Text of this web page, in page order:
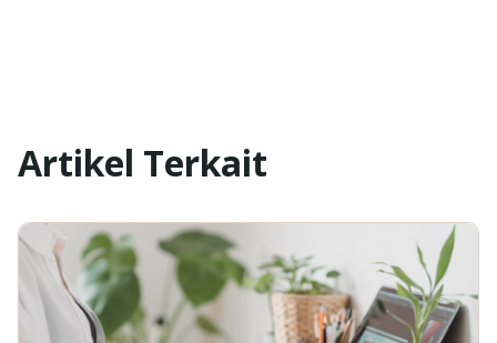
Artikel Terkait